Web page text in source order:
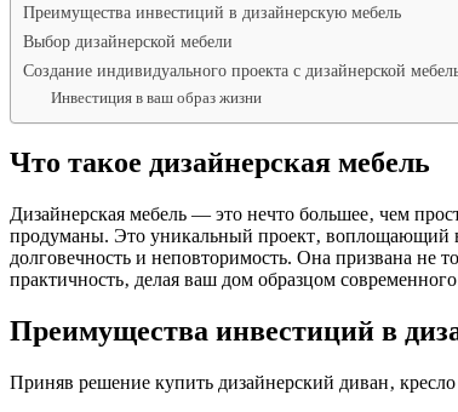
Преимущества инвестиций в дизайнерскую мебель
Выбор дизайнерской мебели
Создание индивидуального проекта с дизайнерской
Инвестиция в ваш образ жизни
Что такое дизайнерская мебель
Дизайнерская мебель — это нечто большее‚ чем
продуманы. Это уникальный проект‚ воплощающий в
долговечность и неповторимость. Она призвана не
практичность‚ делая ваш дом образцом
Преимущества инвестиций в
Приняв решение купить дизайнерский диван‚